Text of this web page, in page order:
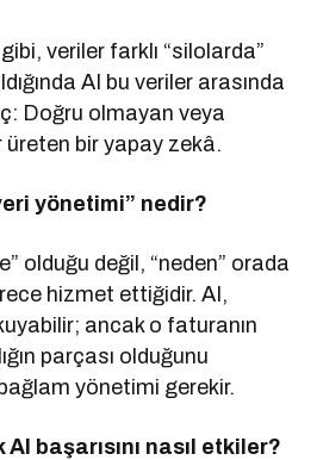
veriler farklı “silolarda”
AI bu veriler arasında
Doğru olmayan veya
üreten bir yapay zekâ.
yönetimi” nedir?
olduğu değil, “neden” orada
hizmet ettiğidir. AI,
ancak o faturanın
parçası olduğunu
yönetimi gerekir.
AI başarısını nasıl etkiler?